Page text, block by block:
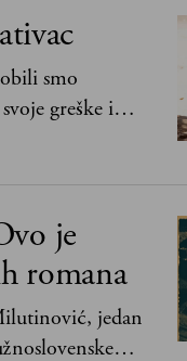
smo
greške i
koje su
je
romana
jedan